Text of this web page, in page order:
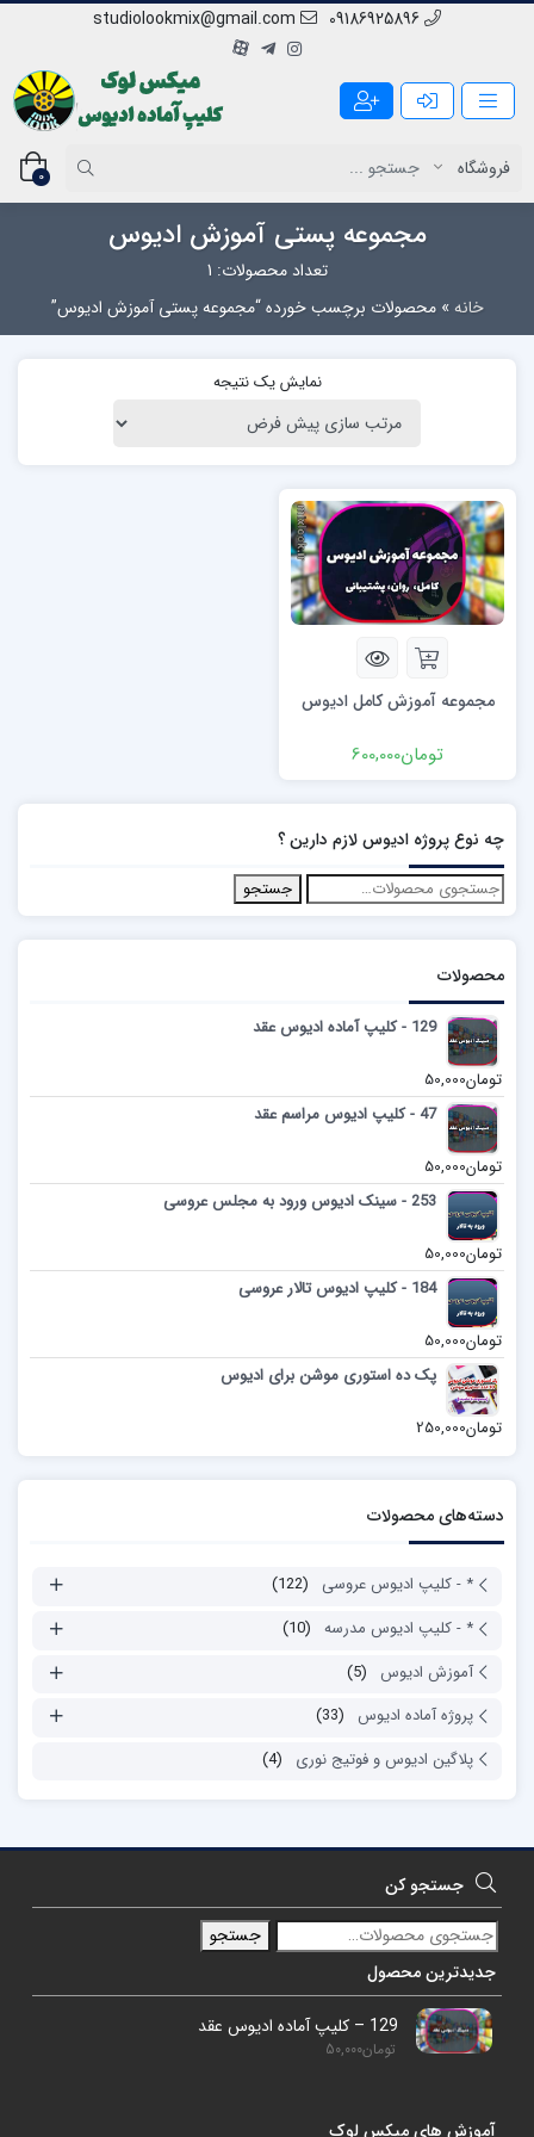
09186925896
studiolookmix@gmail.com
0
مجموعه پستی آموزش ادیوس
تعداد محصولات: 1
خانه»محصولات برچسب خورده “مجموعه پستی آموزش ادیوس”
نمایش یک نتیجه
مجموعه آموزش کامل ادیوس
تومان600,000
چه نوع پروژه ادیوس لازم دارین ؟
جستجو
محصولات
129 - کلیپ آماده ادیوس عقد
تومان50,000
47 - کلیپ ادیوس مراسم عقد
تومان50,000
253 - سینک ادیوس ورود به مجلس عروسی
تومان50,000
184 - کلیپ ادیوس تالار عروسی
تومان50,000
پک ده استوری موشن برای ادیوس
تومان250,000
دسته‌های محصولات
* - کلیپ ادیوس عروسی
(122)
* - کلیپ ادیوس مدرسه (10)
آموزش ادیوس
(5)
پروژه آماده ادیوس
(33)
پلاگین ادیوس و فوتیج نوری
(4)
جستجو کن
جستجو
جدیدترین محصول
129 – کلیپ آماده ادیوس عقد
تومان50,000
آموزش های میکس لوک